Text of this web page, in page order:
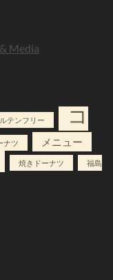
Media
テンフリー
コ
ナツ メニュー
焼きドーナツ 福島